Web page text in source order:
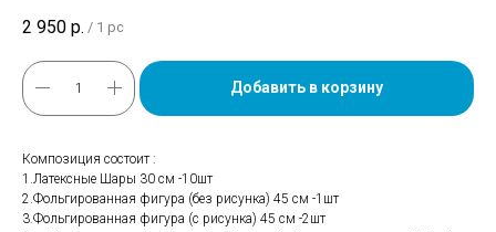
2 950 р. / 1 pc
Добавить в корзину
Композиция состоит :
1.Латексные Шары 30 см -10шт
2.Фольгированная фигура (без рисунка) 45 см -1шт
3.Фольгированная фигура (с рисунка) 45 см -2шт